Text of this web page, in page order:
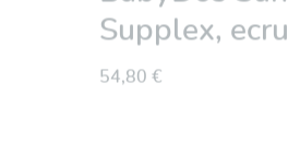
Supplex, ecru